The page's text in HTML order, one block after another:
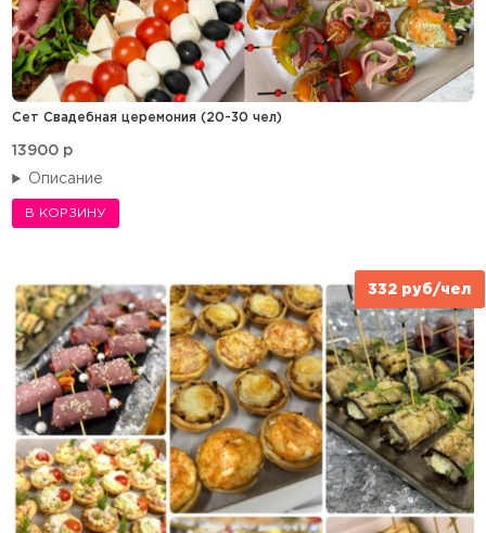
Сет Свадебная церемония (20-30 чел)
13900 p
Описание
В КОРЗИНУ
332 руб/чел